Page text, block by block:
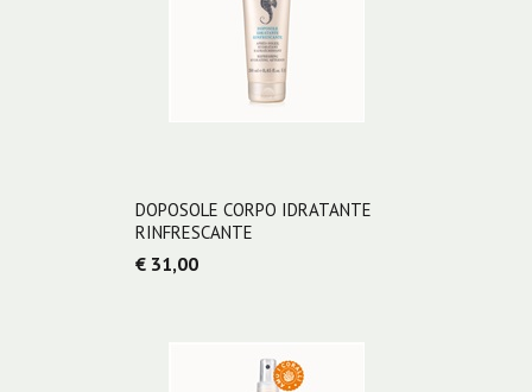
DOPOSOLE CORPO IDRATANTE
RINFRESCANTE
€ 31,00